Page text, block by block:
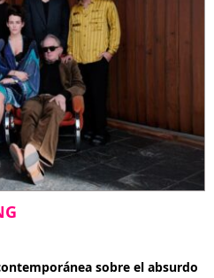
sobre el absurdo